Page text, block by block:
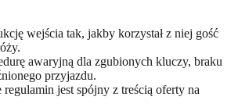
wejścia tak, jakby korzystał z niej gość
awaryjną dla zgubionych kluczy, braku
przyjazdu.
jest spójny z treścią oferty na